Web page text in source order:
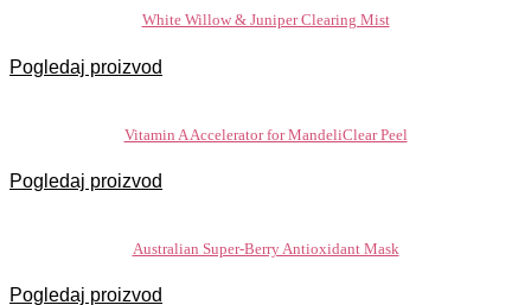
White Willow & Juniper Clearing Mist
Pogledaj proizvod
Vitamin A Accelerator for MandeliClear Peel
Pogledaj proizvod
Australian Super-Berry Antioxidant Mask
Pogledaj proizvod